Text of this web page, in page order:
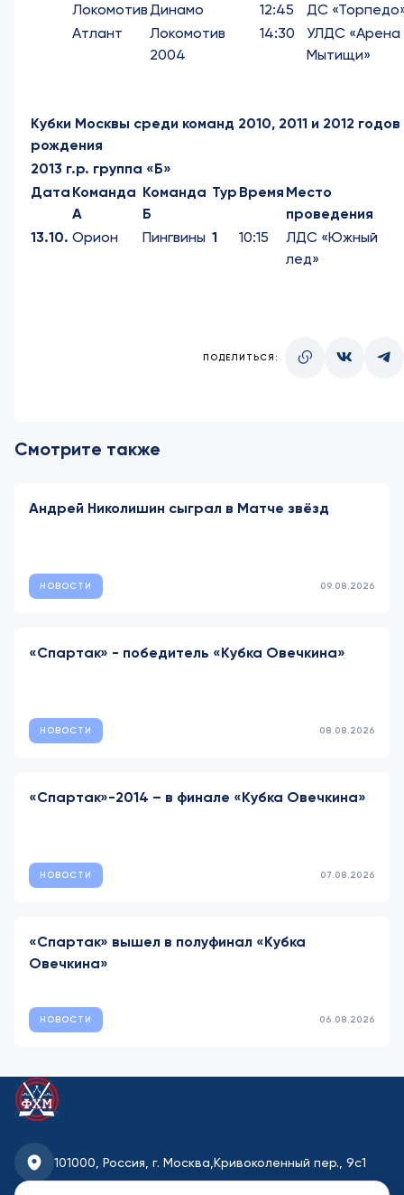
ЛокомотивДинамо 12:45
ДС
Атлант
Локомотив
2004
14:30
УЛДС «Арена
Мытищи»
Кубки Москвы среди команд 2010, 2011 и 2012 годов
рождения
2013 г.р. группа «Б»
Дата Команда
А
Команда
Б
Тур Время Место
проведения
13.10. Орион Пингвины 1 10:15
ЛДС «Южный
лед»
ПОДЕЛИТЬСЯ:
Смотрите также
Андрей Николишин сыграл в Матче звёзд
НОВОСТИ 09.08.2026
«Спартак» - победитель «Кубка Овечкина»
НОВОСТИ 08.08.2026
«Спартак»-2014 – в финале «Кубка Овечкина»
НОВОСТИ 07.08.2026
«Спартак» вышел в полуфинал «Кубка
Овечкина»
НОВОСТИ 06.08.2026
101000, Россия, г. Москва,Кривоколенный пер., 9с1